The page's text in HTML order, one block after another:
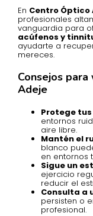
En Centro Óptico
profesionales
vanguardia para
acúfenos y
ayudarte a
mereces.
Consejos
Adeje
Protege
entornos
aire libre.
Mantén el
blanco
en entornos
Sigue un
ejercicio
reducir el
Consulta a
persisten o
profesional.